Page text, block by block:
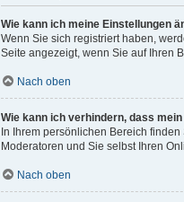
Wie kann ich meine Einstellungen
Wenn Sie sich registriert haben,
Seite angezeigt, wenn Sie auf Ihren
Nach oben
Wie kann ich verhindern, dass
In Ihrem persönlichen Bereich
Moderatoren und Sie selbst Ihren
Nach oben